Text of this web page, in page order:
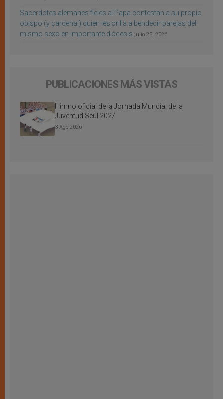
Sacerdotes alemanes fieles al Papa contestan a su propio
obispo (y cardenal) quien les orilla a bendecir parejas del
mismo sexo en importante diócesis julio 25, 2026
PUBLICACIONES MÁS VISTAS
Himno oficial de la Jornada Mundial de la
Juventud Seúl 2027
3 Ago 2026